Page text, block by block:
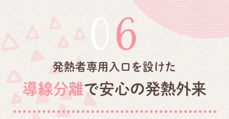
06
発熱者専用入口を設けた
導線分離で安心の発熱外来